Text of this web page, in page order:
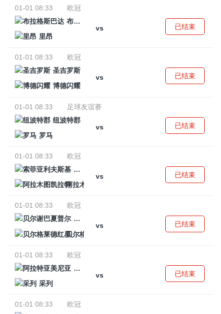
01-01 08:33
欧冠
布拉格斯巴达
vs
里昂
已结束
01-01 08:33
欧冠
圣吉罗斯
vs
博德闪耀
已结束
01-01 08:33
足球友谊赛
纽波特郡
vs
罗马
已结束
01-01 08:33
欧冠
索菲亚利夫斯基
vs
阿拉木图凯拉特
已结束
01-01 08:33
欧冠
贝尔谢巴夏普尔
vs
贝尔格莱德红星
已结束
01-01 08:33
欧冠
阿拉特亚美尼亚
vs
采列
已结束
01-01 08:33
欧冠